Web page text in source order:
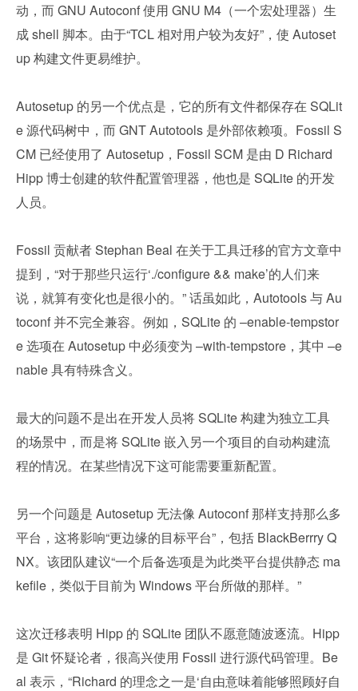
动，而 GNU Autoconf 使用 GNU M4（一个宏处理器）生
成 shell 脚本。由于“TCL 相对用户较为友好”，使 Autoset
up 构建文件更易维护。
Autosetup 的另一个优点是，它的所有文件都保存在 SQLit
e 源代码树中，而 GNT Autotools 是外部依赖项。Fossil S
CM 已经使用了 Autosetup，Fossil SCM 是由 D Richard
Hipp 博士创建的软件配置管理器，他也是 SQLite 的开发
人员。
Fossil 贡献者 Stephan Beal 在关于工具迁移的官方文章中
提到，“对于那些只运行‘./configure && make’的人们来
说，就算有变化也是很小的。” 话虽如此，Autotools 与 Au
toconf 并不完全兼容。例如，SQLite 的 –enable-tempstor
e 选项在 Autosetup 中必须变为 –with-tempstore，其中 –e
nable 具有特殊含义。
最大的问题不是出在开发人员将 SQLite 构建为独立工具
的场景中，而是将 SQLite 嵌入另一个项目的自动构建流
程的情况。在某些情况下这可能需要重新配置。
另一个问题是 Autosetup 无法像 Autoconf 那样支持那么多
平台，这将影响“更边缘的目标平台”，包括 BlackBerrry Q
NX。该团队建议“一个后备选项是为此类平台提供静态 ma
kefile，类似于目前为 Windows 平台所做的那样。”
这次迁移表明 Hipp 的 SQLite 团队不愿意随波逐流。Hipp
是 Git 怀疑论者，很高兴使用 Fossil 进行源代码管理。Be
al 表示，“Richard 的理念之一是‘自由意味着能够照顾好自